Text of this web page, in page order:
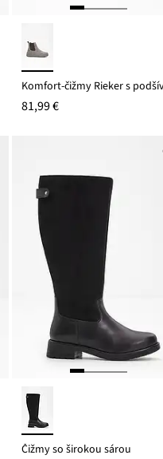
81,99 €
Čižmy so širokou sárou